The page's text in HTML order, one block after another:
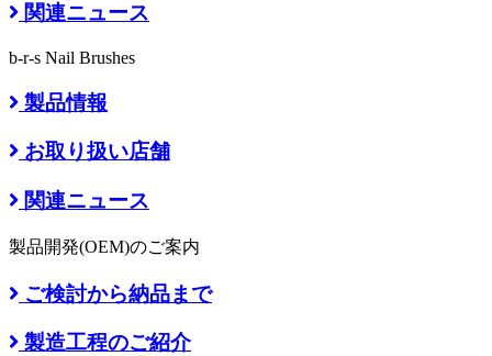
関連ニュース
b-r-s Nail Brushes
製品情報
お取り扱い店舗
関連ニュース
製品開発(OEM)のご案内
ご検討から納品まで
製造工程のご紹介